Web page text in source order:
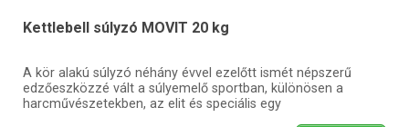
Kettlebell súlyzó MOVIT 20 kg
A kör alakú súlyzó néhány évvel ezelőtt ismét népszerű
edzőeszközzé vált a súlyemelő sportban, különösen a
harcművészetekben, az elit és speciális egy